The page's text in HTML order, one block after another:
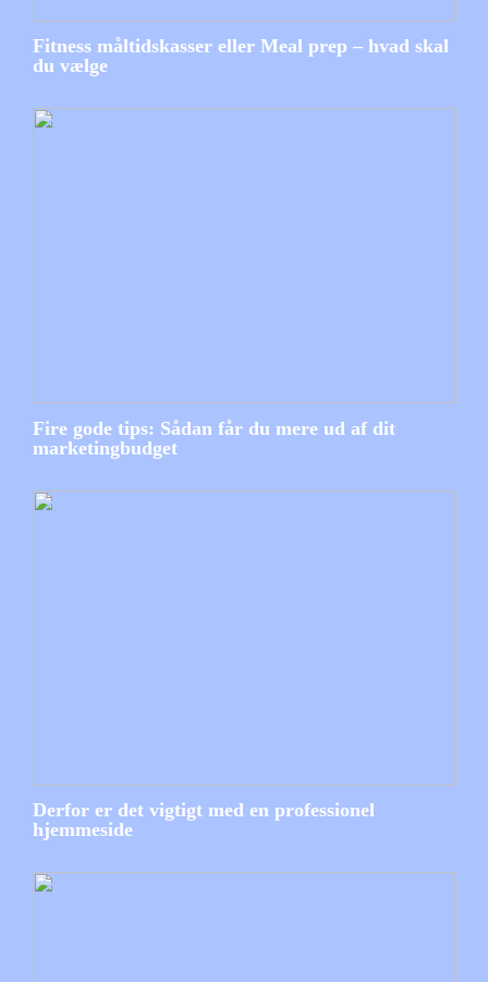
Fitness måltidskasser eller Meal prep – hvad skal
du vælge
Fire gode tips: Sådan får du mere ud af dit
marketingbudget
Derfor er det vigtigt med en professionel
hjemmeside